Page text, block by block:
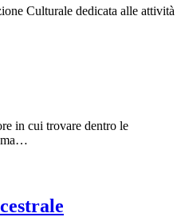
Culturale dedicata alle attività
in cui trovare dentro le
ma…